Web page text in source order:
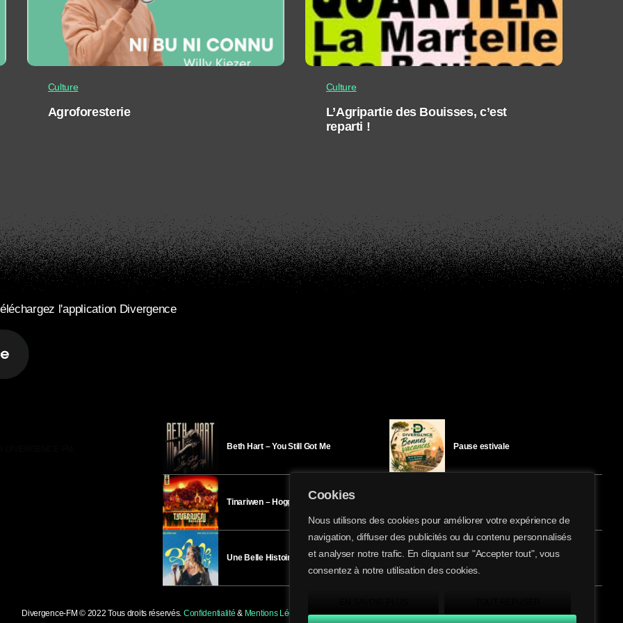
Cookies
Nous utilisons des cookies pour améliorer votre expérience de
navigation, diffuser des publicités ou du contenu personnalisés
et analyser notre trafic. En cliquant sur "Accepter tout", vous
consentez à notre utilisation des cookies.
share
email
Culture
Agroforesterie
Culture
L’Agripartie des Bouisses, c’est
reparti !
l'application Divergence
Beth Hart – You Still Got Me
Tinariwen – Hoggar
Une Belle Histoire – Héloïse Bay
Pause estivale
Ici l’Ombre – mardi 28 juillet
Divergence-FM © 2022 Tous droits réservés. Confidentialité & Mentions Légales.